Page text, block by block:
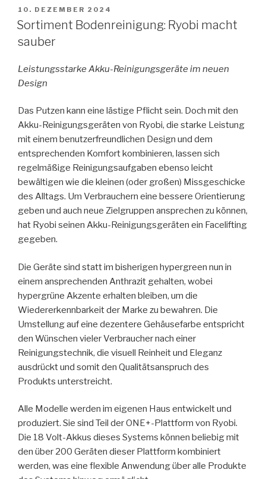
VERÖFFENTLICHT
AM
10. DEZEMBER 2024
Sortiment Bodenreinigung: Ryobi macht
sauber
Leistungsstarke Akku-Reinigungsgeräte im neuen
Design
Das Putzen kann eine lästige Pflicht sein. Doch mit den
Akku-Reinigungsgeräten von Ryobi, die starke Leistung
mit einem benutzerfreundlichen Design und dem
entsprechenden Komfort kombinieren, lassen sich
regelmäßige Reinigungsaufgaben ebenso leicht
bewältigen wie die kleinen (oder großen) Missgeschicke
des Alltags. Um Verbrauchern eine bessere Orientierung
geben und auch neue Zielgruppen ansprechen zu können,
hat Ryobi seinen Akku-Reinigungsgeräten ein Facelifting
gegeben.
Die Geräte sind statt im bisherigen hypergreen nun in
einem ansprechenden Anthrazit gehalten, wobei
hypergrüne Akzente erhalten bleiben, um die
Wiedererkennbarkeit der Marke zu bewahren. Die
Umstellung auf eine dezentere Gehäusefarbe entspricht
den Wünschen vieler Verbraucher nach einer
Reinigungstechnik, die visuell Reinheit und Eleganz
ausdrückt und somit den Qualitätsanspruch des
Produkts unterstreicht.
Alle Modelle werden im eigenen Haus entwickelt und
produziert. Sie sind Teil der ONE+-Plattform von Ryobi.
Die 18 Volt-Akkus dieses Systems können beliebig mit
den über 200 Geräten dieser Plattform kombiniert
werden, was eine flexible Anwendung über alle Produkte